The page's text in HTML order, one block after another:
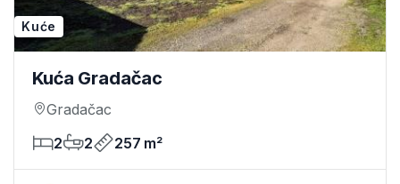
Kuće
Kuća Gradačac
Gradačac
2
2 257 m²